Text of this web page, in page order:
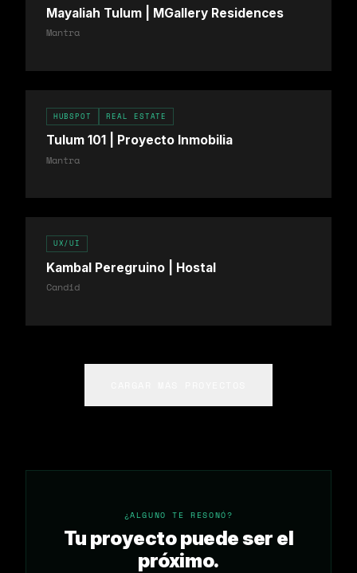
Mayaliah Tulum | MGallery Residences
Mantra
HUBSPOT REAL ESTATE
Tulum 101 | Proyecto Inmobilia
Mantra
UX/UI
Kambal Peregruino | Hostal
Candid
¿ALGUNO TE RESONÓ?
Tu proyecto puede ser el
próximo.